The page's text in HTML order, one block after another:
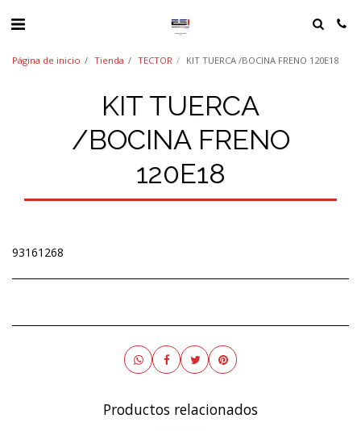
Página de inicio Tienda TECTOR KIT TUERCA /BOCINA FRENO 120E18
KIT TUERCA
/BOCINA FRENO
120E18
93161268
Productos relacionados